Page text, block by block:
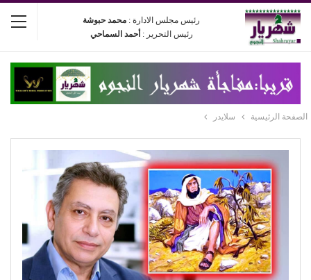
رئيس مجلس الادارة : محمد حبوشة
رئيس التحرير : أحمد السماحي
الصفحة الرئيسية سلايدر